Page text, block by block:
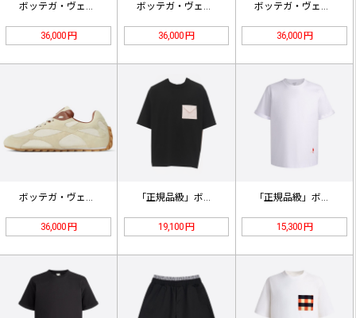
ボッテガ・ヴェネタ オービット フラ…
36,000 円
ボッテガ・ヴェネタ オービット フラ…
36,000 円
ボッテガ・ヴェネタ オービット フラ…
36,000 円
36,000 円 19,100 円 15,300 円